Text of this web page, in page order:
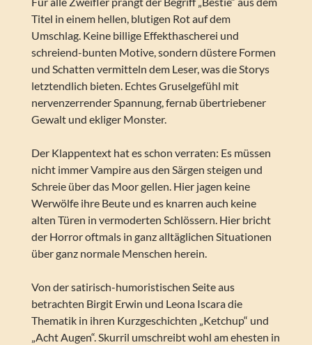
Titel in einem hellen, blutigen Rot auf dem
Umschlag. Keine billige Effekthascherei und
schreiend-bunten Motive, sondern düstere Formen
und Schatten vermitteln dem Leser, was die Storys
letztendlich bieten. Echtes Gruselgefühl mit
nervenzerrender Spannung, fernab übertriebener
Gewalt und ekliger Monster.
Der Klappentext hat es schon verraten: Es müssen
nicht immer Vampire aus den Särgen steigen und
Schreie über das Moor gellen. Hier jagen keine
Werwölfe ihre Beute und es knarren auch keine
alten Türen in vermoderten Schlössern. Hier bricht
der Horror oftmals in ganz alltäglichen Situationen
über ganz normale Menschen herein.
Von der satirisch-humoristischen Seite aus
betrachten Birgit Erwin und Leona Iscara die
Thematik in ihren Kurzgeschichten „Ketchup“ und
„Acht Augen“. Skurril umschreibt wohl am ehesten in